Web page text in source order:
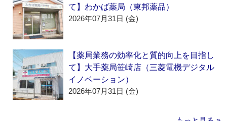
て】わかば薬局（東邦薬品）
2026年07月31日 (金)
【薬局業務の効率化と質的向上を目指し
て】大手薬局笹崎店（三菱電機デジタル
イノベーション）
2026年07月31日 (金)